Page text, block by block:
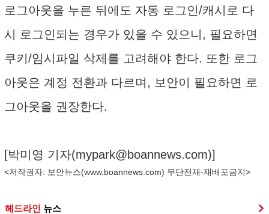
로그아웃을 누른 뒤에도 자동 로그인/캐시로 다
시 로그인되는 경우가 있을 수 있으니, 필요하면
쿠키/임시파일 삭제를 고려해야 한다. 또한 로그
아웃은 계정 전환과 다르며, 보안이 필요하면 로
그아웃을 권장한다.
[박미영 기자(mypark@boannews.com)]
<저작권자: 보안뉴스(www.boannews.com) 무단전재-재배포금지>
헤드라인 뉴스